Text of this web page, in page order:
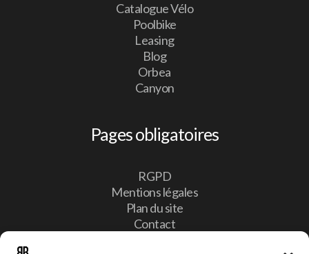
Catalogue Vélo
Poolbike
Leasing
Blog
Orbea
Canyon
Pages obligatoires
RGPD
Mentions légales
Plan du site
Contact